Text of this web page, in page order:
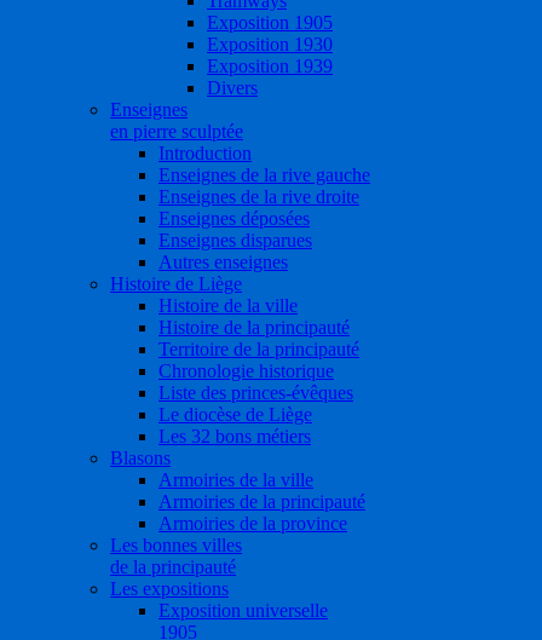
Exposition 1905
Exposition 1930
Exposition 1939
Divers
Enseignes
en pierre sculptée
Introduction
Enseignes de la rive gauche
Enseignes de la rive droite
Enseignes déposées
Enseignes disparues
Autres enseignes
Histoire de Liège
Histoire de la ville
Histoire de la principauté
Territoire de la principauté
Chronologie historique
Liste des princes-évêques
Le diocèse de Liège
Les 32 bons métiers
Blasons
Armoiries de la ville
Armoiries de la principauté
Armoiries de la province
Les bonnes villes
de la principauté
Les expositions
Exposition universelle
1905